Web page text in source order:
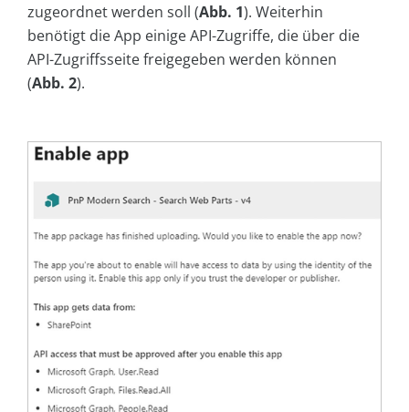
zugeordnet werden soll (Abb. 1). Weiterhin
benötigt die App einige API-Zugriffe, die über die
API-Zugriffsseite freigegeben werden können
(Abb. 2).